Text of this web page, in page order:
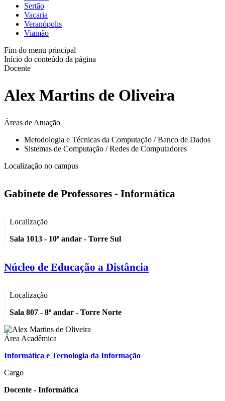
Sertão
Vacaria
Veranópolis
Viamão
Fim do menu principal
Início do conteúdo da página
Docente
Alex Martins de Oliveira
Áreas de Atuação
Metodologia e Técnicas da Computação / Banco de Dados
Sistemas de Computação / Redes de Computadores
Localização no campus
Gabinete de Professores - Informática
Localização
Sala 1013 - 10º andar - Torre Sul
Núcleo de Educação a Distância
Localização
Sala 807 - 8º andar - Torre Norte
Área Acadêmica
Informática e Tecnologia da Informação
Cargo
Docente - Informática